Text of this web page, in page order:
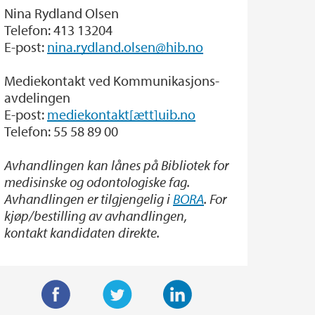
Nina Rydland Olsen
Telefon: 413 13204
E-post: nina.rydland.olsen@hib.no
Mediekontakt ved Kommunikasjons-
avdelingen
E-post: mediekontakt[ætt]uib.no
Telefon: 55 58 89 00
Avhandlingen kan lånes på Bibliotek for
medisinske og odontologiske fag.
Avhandlingen er tilgjengelig iBORA. For
kjøp/bestilling av avhandlingen,
kontakt kandidaten direkte.